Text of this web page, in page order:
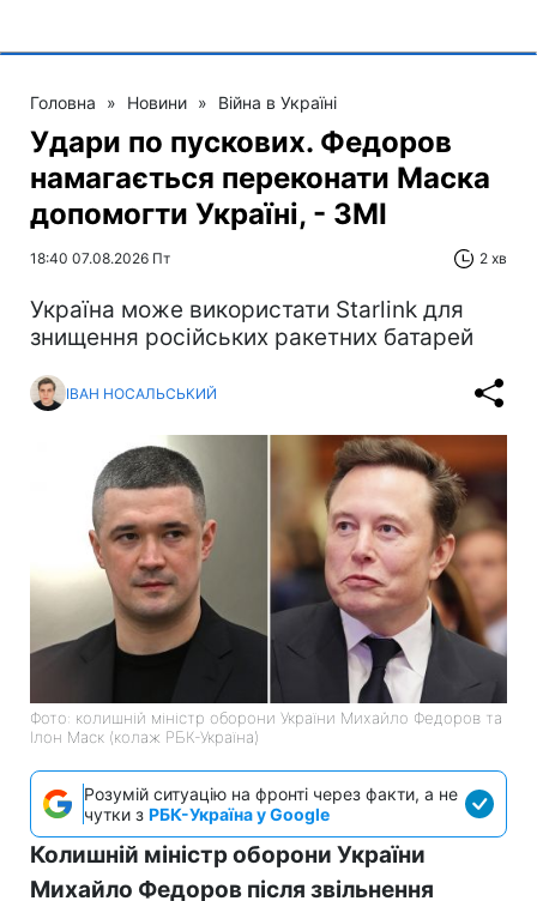
Головна » Новини » Війна в Україні
Удари по пускових. Федоров
намагається переконати Маска
допомогти Україні, - ЗМІ
18:40 07.08.2026 Пт 2 хв
Україна може використати Starlink для
знищення російських ракетних батарей
ІВАН НОСАЛЬСЬКИЙ
Фото: колишній міністр оборони України Михайло Федоров та
Ілон Маск (колаж РБК-Україна)
Розумій ситуацію на фронті через факти, а не
чутки з РБК-Україна у Google
Колишній міністр оборони України
Михайло Федоров після звільнення